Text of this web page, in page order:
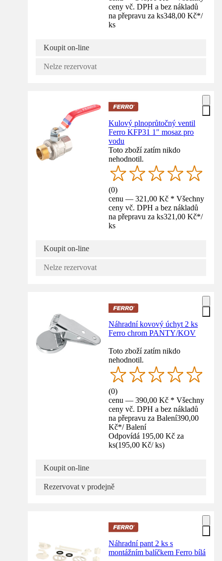
ceny vč. DPH a bez nákladů
na přepravu za ks348,00 Kč*/
ks
Koupit on-line
Nelze rezervovat
Kulový plnoprůtočný ventil
Ferro KFP31 1" mosaz pro
vodu
Toto zboží zatím nikdo
nehodnotil.
(0)
cenu — 321,00 Kč * Všechny
ceny vč. DPH a bez nákladů
na přepravu za ks321,00 Kč*/
ks
Koupit on-line
Nelze rezervovat
Náhradní kovový úchyt 2 ks
Ferro chrom PANTY/KOV
Toto zboží zatím nikdo
nehodnotil.
(0)
cenu — 390,00 Kč * Všechny
ceny vč. DPH a bez nákladů
na přepravu za Balení390,00
Kč*/ Balení
Odpovídá 195,00 Kč za
ks(195,00 Kč/ ks)
Koupit on-line
Rezervovat v prodejně
Náhradní pant 2 ks s
montážním balíčkem Ferro bílá